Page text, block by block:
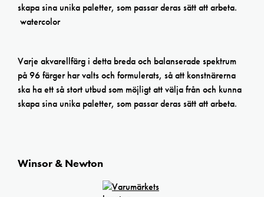
skapa sina unika paletter, som passar deras sätt att arbeta.
watercolor
Varje akvarellfärg i detta breda och balanserade spektrum
på 96 färger har valts och formulerats, så att konstnärerna
ska ha ett så stort utbud som möjligt att välja från och kunna
skapa sina unika paletter, som passar deras sätt att arbeta.
Winsor & Newton